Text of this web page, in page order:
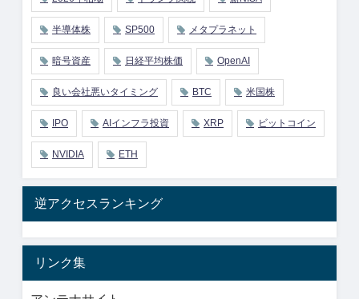
半導体株 SP500 メタプラネット
暗号資産 日経平均株価 OpenAI
良い会社悪いタイミング BTC 米国株
IPO AIインフラ投資 XRP ビットコイン
NVIDIA ETH
逆アクセスランキング
リンク集